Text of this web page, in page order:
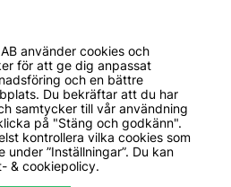
rättigheter reserverade.
|Cookiepolicy|Köp- och
019-507 40 01
10:00-12:00
använder cookies och
för att ge dig anpassat
och en bättre
Du bekräftar att du har
samtycker till vår användning
på "Stäng och godkänn".
kontrollera vilka cookies som
”Inställningar”. Du kan
& cookiepolicy.